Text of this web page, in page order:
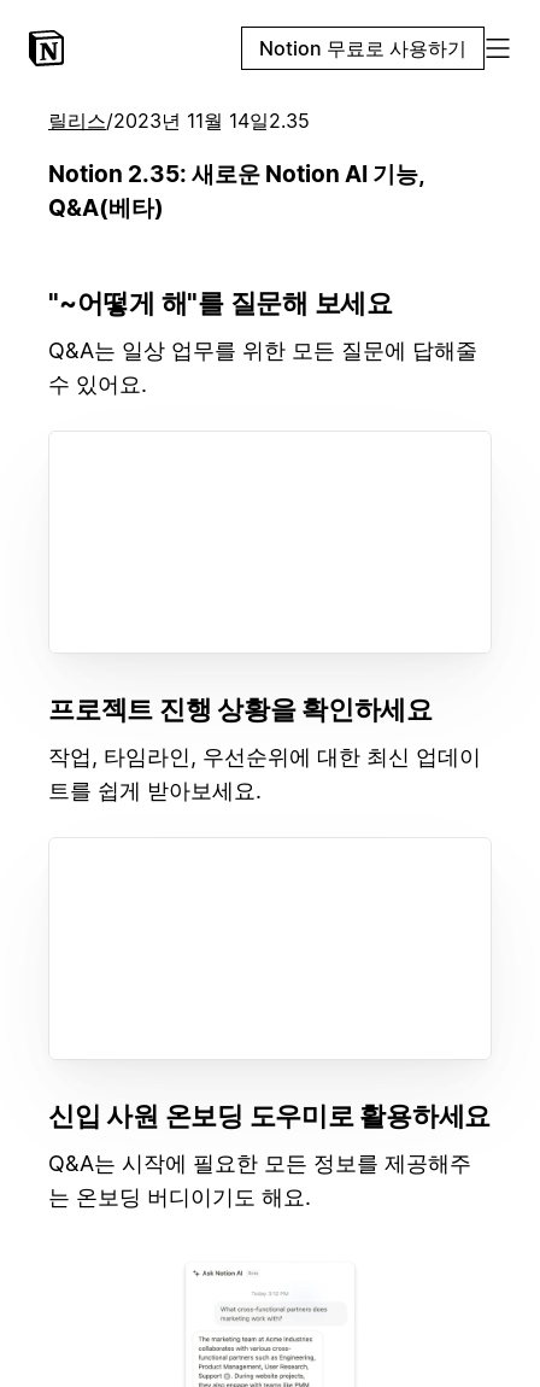
Notion 무료로 사용하기
릴리스/2023년 11월 14일2.35
Notion 2.35: 새로운 Notion AI 기능,
Q&A(베타)
"~어떻게 해"를 질문해 보세요
Q&A는 일상 업무를 위한 모든 질문에 답해줄
수 있어요.
프로젝트 진행 상황을 확인하세요
작업, 타임라인, 우선순위에 대한 최신 업데이
트를 쉽게 받아보세요.
신입 사원 온보딩 도우미로 활용하세요
Q&A는 시작에 필요한 모든 정보를 제공해주
는 온보딩 버디이기도 해요.